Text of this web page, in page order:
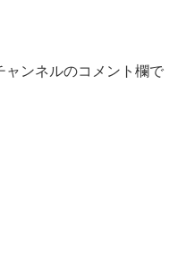
ンネルのコメント欄で